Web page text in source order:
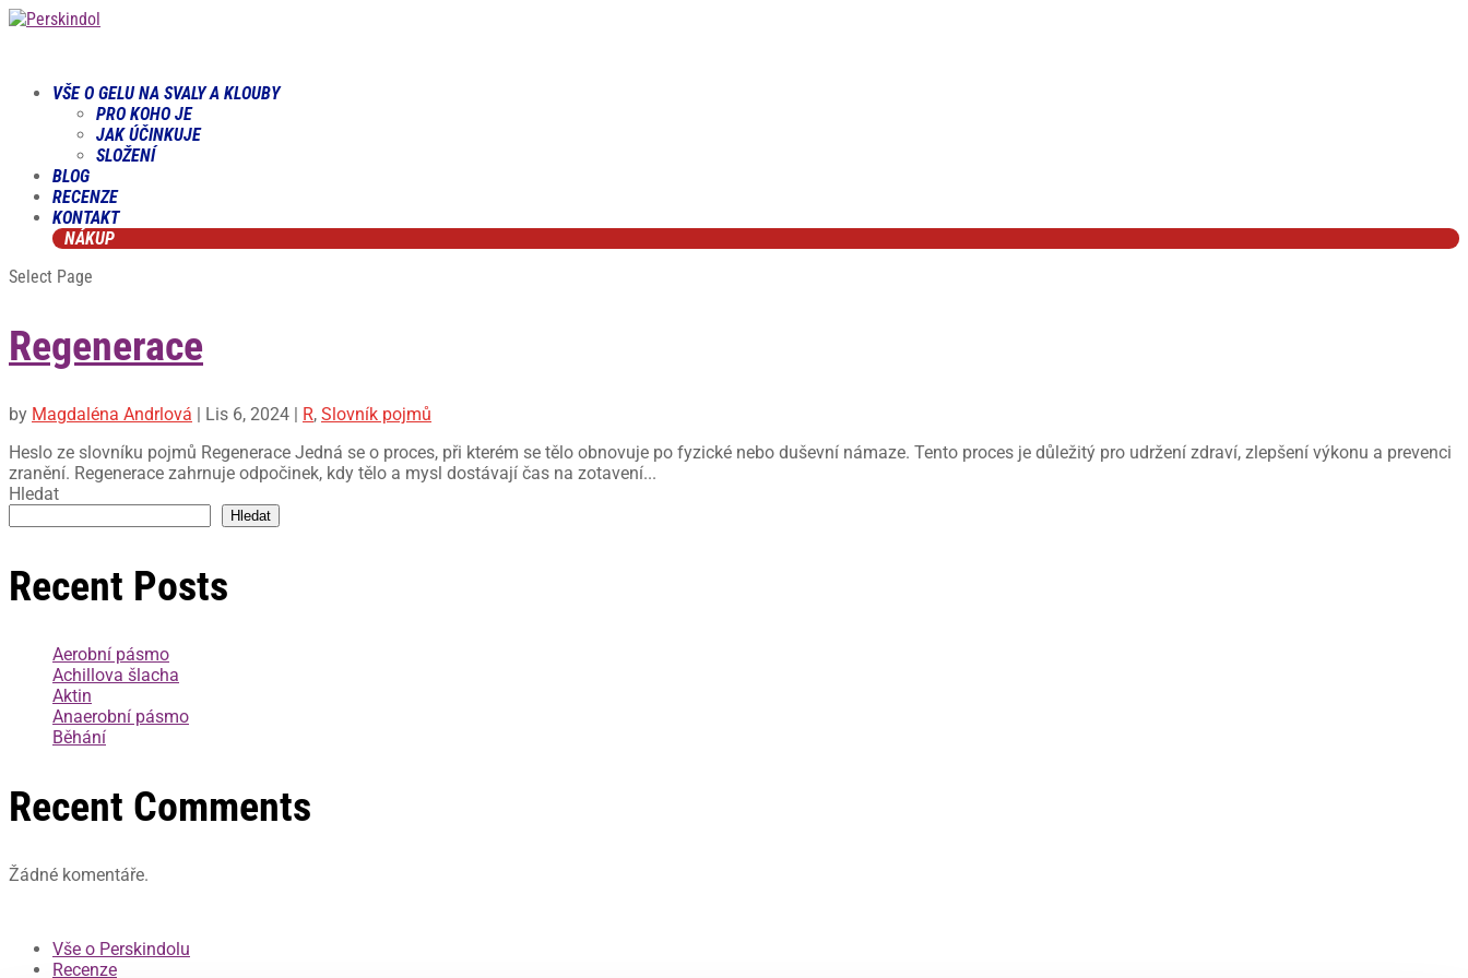
VŠE O GELU NA SVALY A KLOUBY
PRO KOHO JE
JAK ÚČINKUJE
SLOŽENÍ
BLOG
RECENZE
KONTAKT
NÁKUP
Select Page
Regenerace
by Magdaléna Andrlová | Lis 6, 2024 | R, Slovník pojmů
Heslo ze slovníku pojmů Regenerace Jedná se o proces, při kterém se tělo obnovuje po fyzické nebo duševní námaze. Tento proces je důležitý pro udržení zdraví, zlepšení výkonu a prevenci
zranění. Regenerace zahrnuje odpočinek, kdy tělo a mysl dostávají čas na zotavení...
Hledat
Hledat
Recent Posts
Aerobní pásmo
Achillova šlacha
Aktin
Anaerobní pásmo
Běhání
Recent Comments
Žádné komentáře.
Vše o Perskindolu
Recenze